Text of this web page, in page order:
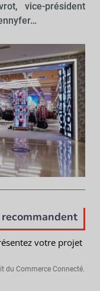
vice-président
votre projet
du Commerce Connecté.